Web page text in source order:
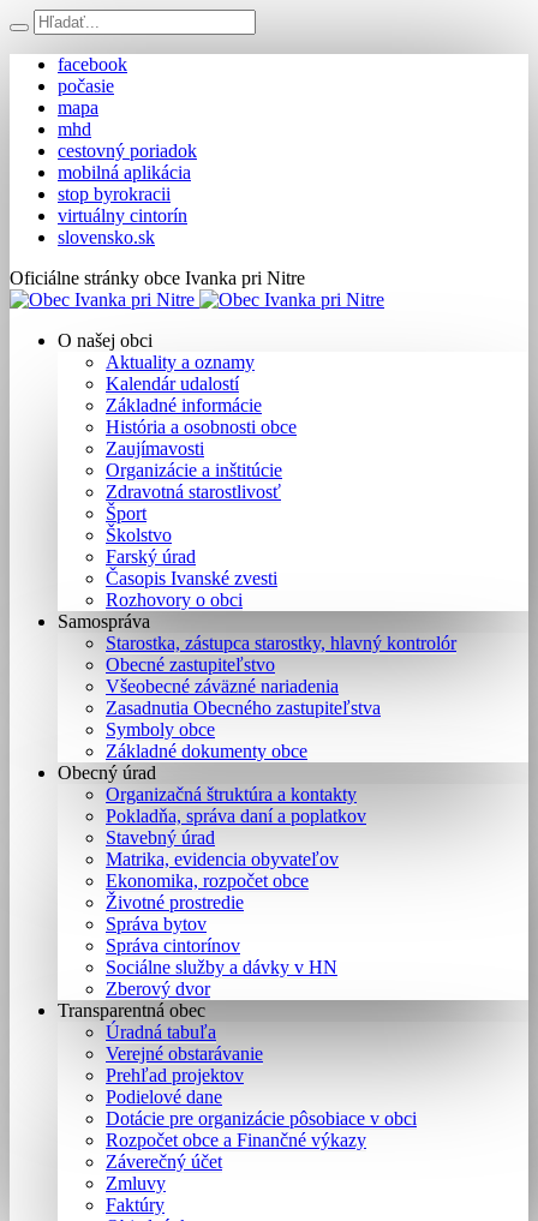
facebook
počasie
mapa
mhd
cestovný poriadok
mobilná aplikácia
stop byrokracii
virtuálny cintorín
slovensko.sk
Oficiálne stránky obce Ivanka pri Nitre
O našej obci
Aktuality a oznamy
Kalendár udalostí
Základné informácie
História a osobnosti obce
Zaujímavosti
Organizácie a inštitúcie
Zdravotná starostlivosť
Šport
Školstvo
Farský úrad
Časopis Ivanské zvesti
Rozhovory o obci
Samospráva
Starostka, zástupca starostky, hlavný kontrolór
Obecné zastupiteľstvo
Všeobecné záväzné nariadenia
Zasadnutia Obecného zastupiteľstva
Symboly obce
Základné dokumenty obce
Obecný úrad
Organizačná štruktúra a kontakty
Pokladňa, správa daní a poplatkov
Stavebný úrad
Matrika, evidencia obyvateľov
Ekonomika, rozpočet obce
Životné prostredie
Správa bytov
Správa cintorínov
Sociálne služby a dávky v HN
Zberový dvor
Transparentná obec
Úradná tabuľa
Verejné obstarávanie
Prehľad projektov
Podielové dane
Dotácie pre organizácie pôsobiace v obci
Rozpočet obce a Finančné výkazy
Záverečný účet
Zmluvy
Faktúry